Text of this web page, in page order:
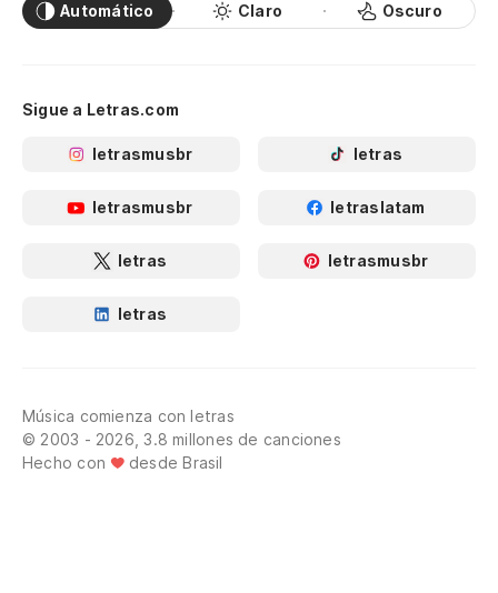
Automático Claro Oscuro
Sigue a Letras.com
letrasmusbr letras
letrasmusbr letraslatam
letras letrasmusbr
letras
Música comienza con letras
© 2003 - 2026, 3.8 millones de canciones
Hecho con
desde Brasil